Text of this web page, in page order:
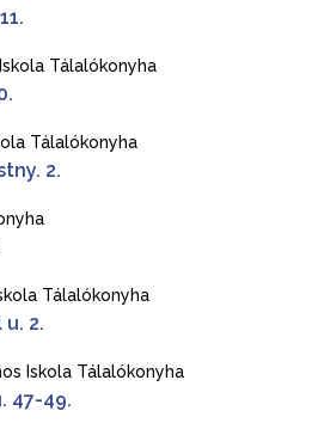
Tálalókonyha
Tálalókonyha
2.
Tálalókonyha
u. 2.
Iskola Tálalókonyha
47-49.